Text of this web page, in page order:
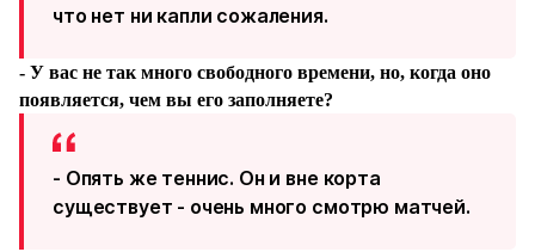
что нет ни капли сожаления.
- У вас не так много свободного времени, но, когда оно
появляется, чем вы его заполняете?
- Опять же теннис. Он и вне корта
существует - очень много смотрю матчей.